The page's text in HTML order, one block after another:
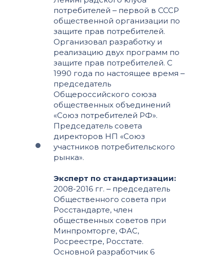
потребителей ‒ первой в СССР
общественной организации по
защите прав потребителей.
Организовал разработку и
реализацию двух программ по
защите прав потребителей. С
1990 года по настоящее время ‒
председатель
Общероссийского союза
общественных объединений
«Союз потребителей РФ».
Председатель совета
директоров НП «Союз
участников потребительского
рынка».
Эксперт по стандартизации:
2008-2016 гг. ‒ председатель
Общественного совета при
Росстандарте, член
общественных советов при
Минпромторге, ФАС,
Росреестре, Росстате.
Основной разработчик 6